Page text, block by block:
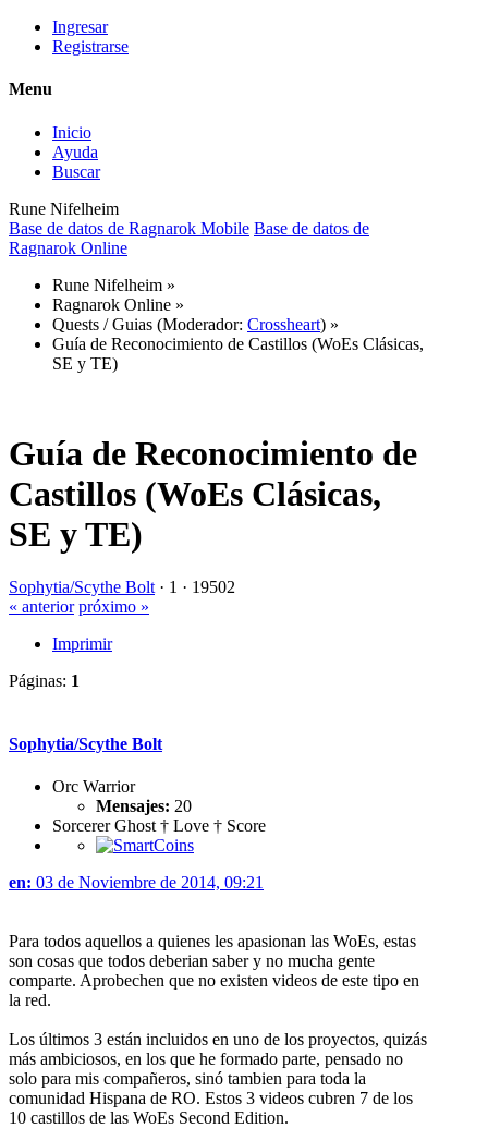
Ingresar
Registrarse
Menu
Inicio
Ayuda
Buscar
Rune Nifelheim
Base de datos de Ragnarok Mobile Base de datos de
Ragnarok Online
Rune Nifelheim »
Ragnarok Online »
Quests / Guias (Moderador: Crossheart) »
Guía de Reconocimiento de Castillos (WoEs Clásicas,
SE y TE)
Guía de Reconocimiento de
Castillos (WoEs Clásicas,
SE y TE)
Sophytia/Scythe Bolt· 1 · 19502
« anterior próximo »
Imprimir
Páginas: 1
Sophytia/Scythe Bolt
Orc Warrior
Mensajes: 20
Sorcerer Ghost † Love † Score
en: 03 de Noviembre de 2014, 09:21
Para todos aquellos a quienes les apasionan las WoEs, estas
son cosas que todos deberian saber y no mucha gente
comparte. Aprobechen que no existen videos de este tipo en
la red.
Los últimos 3 están incluidos en uno de los proyectos, quizás
más ambiciosos, en los que he formado parte, pensado no
solo para mis compañeros, sinó tambien para toda la
comunidad Hispana de RO. Estos 3 videos cubren 7 de los
10 castillos de las WoEs Second Edition.